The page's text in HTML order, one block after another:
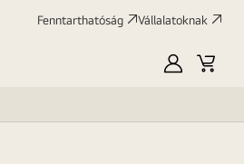
Fenntarthatóság Vállalatoknak
SajátKosár